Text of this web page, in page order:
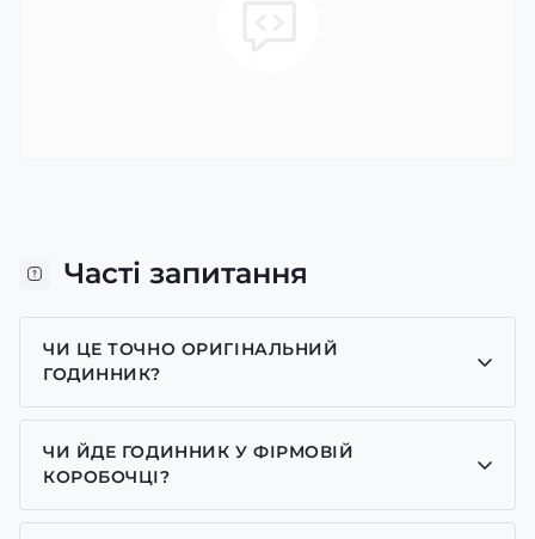
Часті запитання
ЧИ ЦЕ ТОЧНО ОРИГІНАЛЬНИЙ
ГОДИННИК?
Так, усі годинники у нас лише оригінальні, ми є
представником багатьох брендів.
ЧИ ЙДЕ ГОДИННИК У ФІРМОВІЙ
КОРОБОЧЦІ?
Для годинників бренду Casio, Pagani Design,